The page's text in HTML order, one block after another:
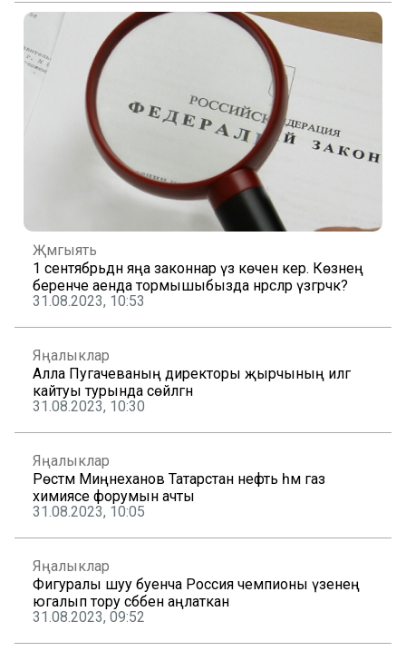
Җәмгыять
1 сентябрьдән яңа законнар үз көченә керә. Көзнең
беренче аенда тормышыбызда нәрсәләр үзгәрәчәк?
31.08.2023, 10:53
Яңалыклар
Алла Пугачеваның директоры җырчының илгә
кайтуы турында сөйләгән
31.08.2023, 10:30
Яңалыклар
Рөстәм Миңнеханов Татарстан нефть һәм газ
химиясе форумын ачты
31.08.2023, 10:05
Яңалыклар
Фигуралы шуу буенча Россия чемпионы үзенең
югалып тору сәбәбен аңлаткан
31.08.2023, 09:52